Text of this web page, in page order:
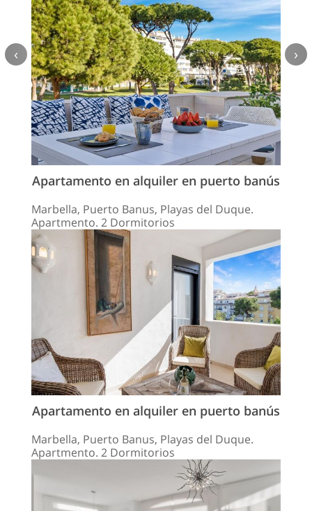
Apartamento en alquiler en puerto banús
Marbella, Puerto Banus, Playas del Duque.
Apartmento. 2 Dormitorios
Apartamento en alquiler en puerto banús
Marbella, Puerto Banus, Playas del Duque.
Apartmento. 2 Dormitorios
‹ ›